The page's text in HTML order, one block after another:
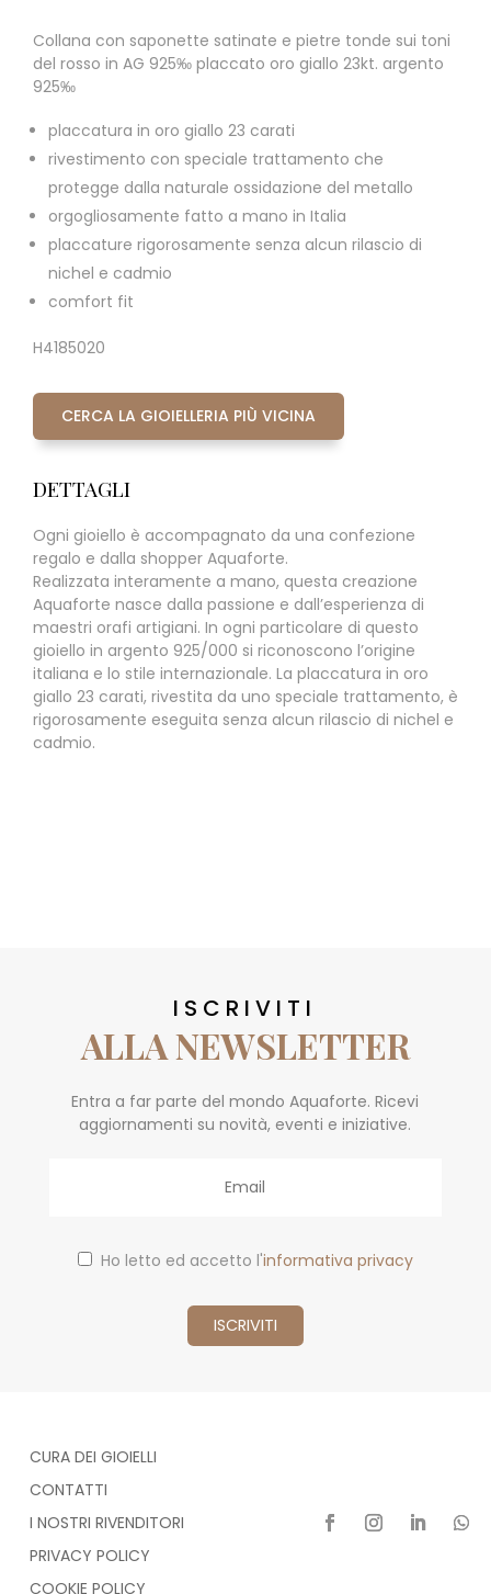
Collana con saponette satinate e pietre tonde sui toni
del rosso in AG 925‰ placcato oro giallo 23kt. argento
925‰
placcatura in oro giallo 23 carati
rivestimento con speciale trattamento che
protegge dalla naturale ossidazione del metallo
orgogliosamente fatto a mano in Italia
placcature rigorosamente senza alcun rilascio di
nichel e cadmio
comfort fit
H4185020
CERCA LA GIOIELLERIA PIÙ VICINA
DETTAGLI
Ogni gioiello è accompagnato da una confezione
regalo e dalla shopper Aquaforte.
Realizzata interamente a mano, questa creazione
Aquaforte nasce dalla passione e dall’esperienza di
maestri orafi artigiani. In ogni particolare di questo
gioiello in argento 925/000 si riconoscono l’origine
italiana e lo stile internazionale. La placcatura in oro
giallo 23 carati, rivestita da uno speciale trattamento, è
rigorosamente eseguita senza alcun rilascio di nichel e
cadmio.
ISCRIVITI
ALLA NEWSLETTER
Entra a far parte del mondo Aquaforte. Ricevi
aggiornamenti su novità, eventi e iniziative.
Ho letto ed accetto l'informativa privacy
CURA DEI GIOIELLI
CONTATTI
I NOSTRI RIVENDITORI
PRIVACY POLICY
COOKIE POLICY